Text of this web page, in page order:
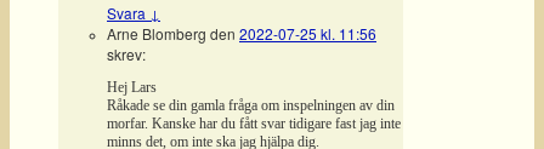
Svara ↓
Arne Blomberg den 2022-07-25 kl. 11:56
skrev:
Hej Lars
Råkade se din gamla fråga om inspelningen av din
morfar. Kanske har du fått svar tidigare fast jag inte
minns det, om inte ska jag hjälpa dig.